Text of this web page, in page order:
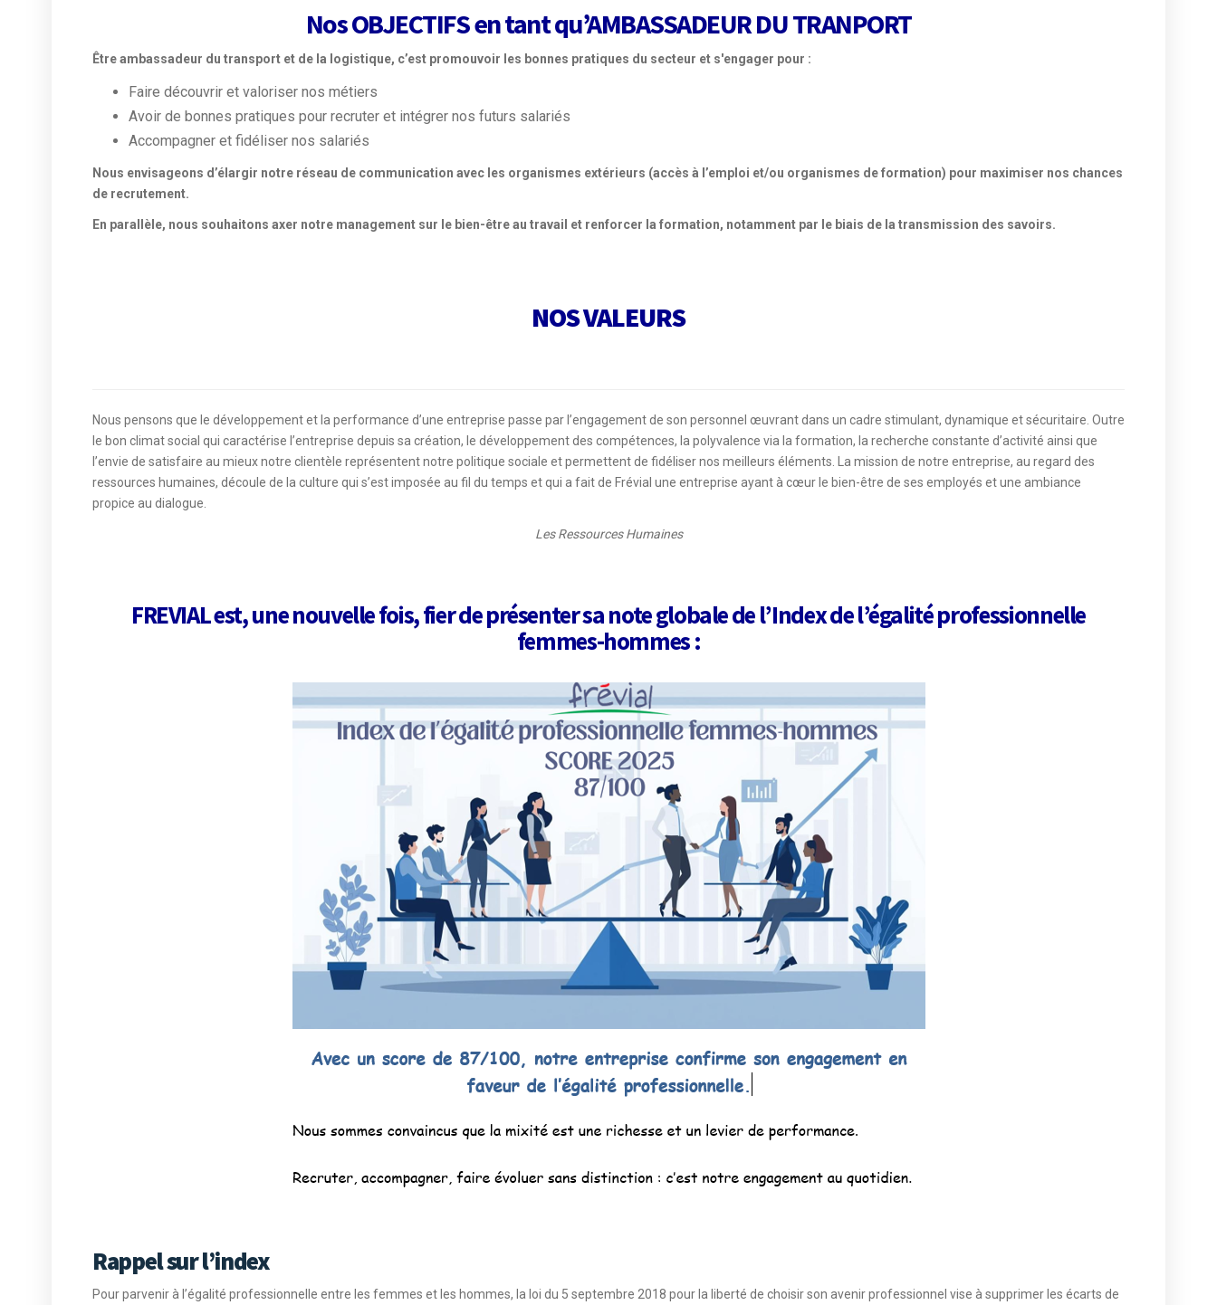
Nos OBJECTIFS en tant qu’AMBASSADEUR DU TRANPORT
Être ambassadeur du transport et de la logistique, c’est promouvoir les bonnes pratiques du secteur et s'engager pour :
Faire découvrir et valoriser nos métiers
Avoir de bonnes pratiques pour recruter et intégrer nos futurs salariés
Accompagner et fidéliser nos salariés
Nous envisageons d’élargir notre réseau de communication avec les organismes extérieurs (accès à l’emploi et/ou organismes de formation) pour maximiser nos chances
de recrutement.
En parallèle, nous souhaitons axer notre management sur le bien-être au travail et renforcer la formation, notamment par le biais de la transmission des savoirs.
NOS VALEURS
Nous pensons que le développement et la performance d’une entreprise passe par l’engagement de son personnel œuvrant dans un cadre stimulant, dynamique et sécuritaire. Outre
le bon climat social qui caractérise l’entreprise depuis sa création, le développement des compétences, la polyvalence via la formation, la recherche constante d’activité ainsi que
l’envie de satisfaire au mieux notre clientèle représentent notre politique sociale et permettent de fidéliser nos meilleurs éléments. La mission de notre entreprise, au regard des
ressources humaines, découle de la culture qui s’est imposée au fil du temps et qui a fait de Frévial une entreprise ayant à cœur le bien-être de ses employés et une ambiance
propice au dialogue.
Les Ressources Humaines
FREVIAL est, une nouvelle fois,fierde présenter sa note globale de l’Index de l’égalité professionnelle
femmes-hommes :
Rappel sur l’index
Pour parvenir à l’égalité professionnelle entre les femmes et les hommes, la loi du 5 septembre 2018 pour la liberté de choisir son avenir professionnel vise à supprimer les écarts de